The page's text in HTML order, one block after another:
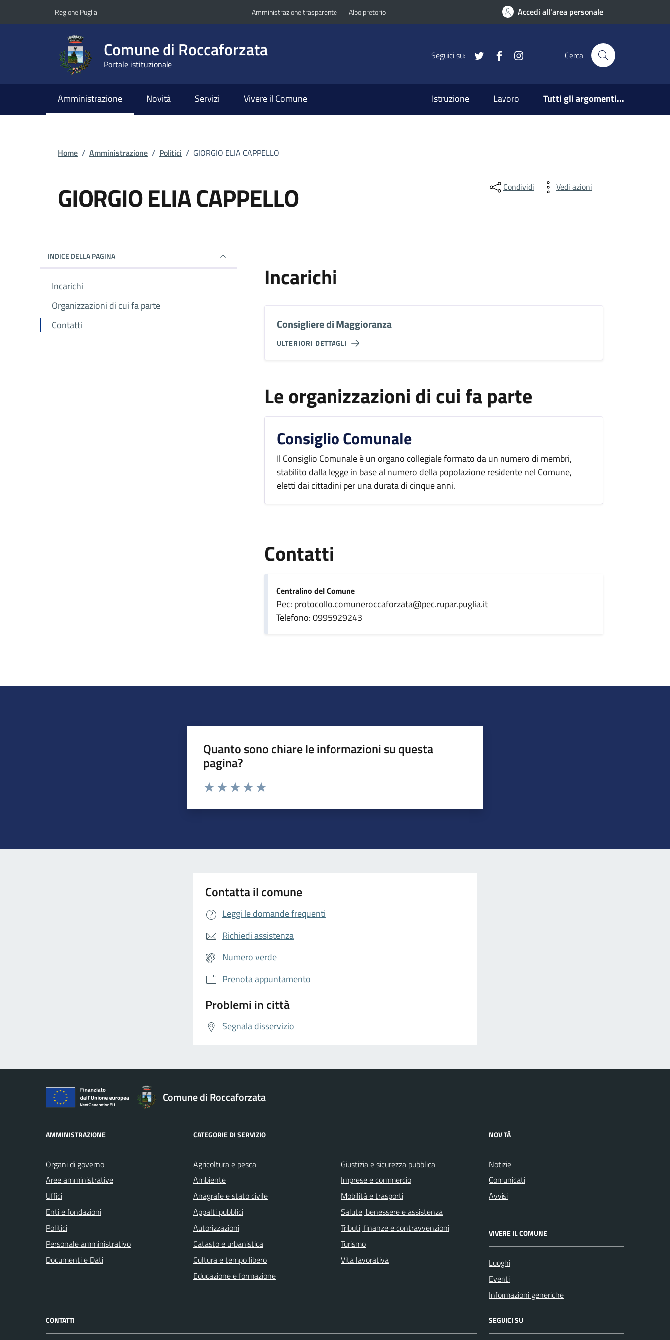
Regione Puglia Amministrazione trasparente Albo pretorio Accedi all'area personale
Comune di Roccaforzata
Portale istituzionale
Seguici su: Facebook Cerca
Amministrazione Novità Servizi Vivere il Comune Istruzione Lavoro Tutti gli argomenti...
Home / Amministrazione / Politici / GIORGIO ELIA CAPPELLO
GIORGIO ELIA CAPPELLO Condividi Vedi azioni
INDICE DELLA PAGINA
Incarichi
Organizzazioni di cui fa parte
Contatti
Incarichi
Consigliere di Maggioranza
ULTERIORI DETTAGLI
Le organizzazioni di cui fa parte
Consiglio Comunale
Il Consiglio Comunale è un organo collegiale formato da un numero di membri,
stabilito dalla legge in base al numero della popolazione residente nel Comune,
eletti dai cittadini per una durata di cinque anni.
Contatti
Centralino del Comune
Pec: protocollo.comuneroccaforzata@pec.rupar.puglia.it
Telefono: 0995929243
Quanto sono chiare le informazioni su questa
pagina?
Valuta da 1 a 5 stelle la pagina
Contatta il comune
Leggi le domande frequenti
Richiedi assistenza
Numero verde
Prenota appuntamento
Problemi in città
Segnala disservizio
Comune di Roccaforzata
AMMINISTRAZIONE
Organi di governo
Aree amministrative
Uffici
Enti e fondazioni
Politici
Personale amministrativo
Documenti e Dati
CATEGORIE DI SERVIZIO
Agricoltura e pesca
Ambiente
Anagrafe e stato civile
Appalti pubblici
Autorizzazioni
Catasto e urbanistica
Cultura e tempo libero
Educazione e formazione
Giustizia e sicurezza pubblica
Imprese e commercio
Mobilità e trasporti
Salute, benessere e assistenza
Tributi, finanze e contravvenzioni
Turismo
Vita lavorativa
NOVITÀ
Notizie
Comunicati
Avvisi
VIVERE IL COMUNE
Luoghi
Eventi
Informazioni generiche
CONTATTI SEGUICI SU